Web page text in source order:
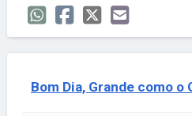
Bom Dia, Grande como o